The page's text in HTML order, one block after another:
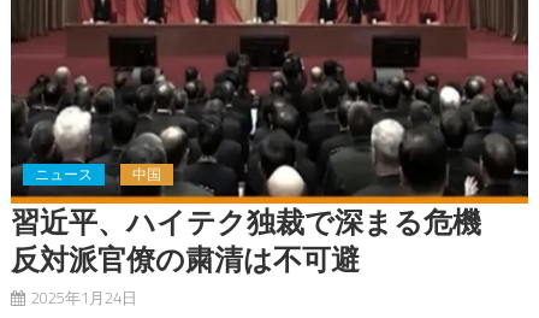
ニュース 中国
習近平、ハイテク独裁で深まる危機
反対派官僚の粛清は不可避
2025年1月24日